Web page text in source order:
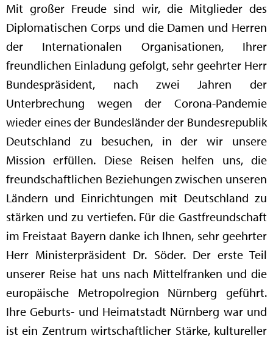
Mit großer Freude sind wir, die Mitglieder des
Diplomatischen Corps und die Damen und Herren
der Internationalen Organisationen, Ihrer
freundlichen Einladung gefolgt, sehr geehrter Herr
Bundespräsident, nach zwei Jahren der
Unterbrechung wegen der Corona-Pandemie
wieder eines der Bundesländer der Bundesrepublik
Deutschland zu besuchen, in der wir unsere
Mission erfüllen. Diese Reisen helfen uns, die
freundschaftlichen Beziehungen zwischen unseren
Ländern und Einrichtungen mit Deutschland zu
stärken und zu vertiefen. Für die Gastfreundschaft
im Freistaat Bayern danke ich Ihnen, sehr geehrter
Herr Ministerpräsident Dr. Söder. Der erste Teil
unserer Reise hat uns nach Mittelfranken und die
europäische Metropolregion Nürnberg geführt.
Ihre Geburts- und Heimatstadt Nürnberg war und
ist ein Zentrum wirtschaftlicher Stärke, kultureller